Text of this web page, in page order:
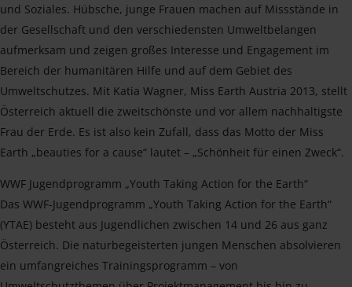
und Soziales. Hübsche, junge Frauen machen auf Missstände in
der Gesellschaft und den verschiedensten Umweltbelangen
aufmerksam und zeigen großes Interesse und Engagement im
Bereich der humanitären Hilfe und auf dem Gebiet des
Umweltschutzes. Mit Katia Wagner, Miss Earth Austria 2013, stellt
Österreich aktuell die zweitschönste und vor allem nachhaltigste
Frau der Erde. Es ist also kein Zufall, dass das Motto der Miss
Earth „beauties for a cause“ lautet – „Schönheit für einen Zweck“.
WWF Jugendprogramm „Youth Taking Action for the Earth“
Das WWF-Jugendprogramm „Youth Taking Action for the Earth“
(YTAE) besteht aus Jugendlichen zwischen 14 und 26 aus ganz
Österreich. Die naturbegeisterten jungen Menschen absolvieren
ein umfangreiches Trainingsprogramm – von